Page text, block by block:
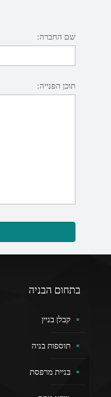
שם החברה:
תוכן הפנייה:
בתחום הבניה
קבלן בניין
תוספות בניה
בניית מרפסת